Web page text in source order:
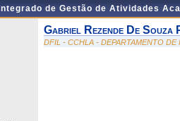
de Gestão de Atividades
Gabriel Rezende De Souza
DFIL - CCHLA - DEPARTAMENTO DE